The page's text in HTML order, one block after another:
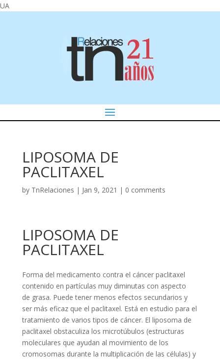
UA
LIPOSOMA DE
PACLITAXEL
by TnRelaciones | Jan 9, 2021 | 0 comments
LIPOSOMA DE
PACLITAXEL
Forma del medicamento contra el cáncer paclitaxel
contenido en partículas muy diminutas con aspecto
de grasa. Puede tener menos efectos secundarios y
ser más eficaz que el paclitaxel. Está en estudio para el
tratamiento de varios tipos de cáncer. El liposoma de
paclitaxel obstaculiza los microtúbulos (estructuras
moleculares que ayudan al movimiento de los
cromosomas durante la multiplicación de las células) y